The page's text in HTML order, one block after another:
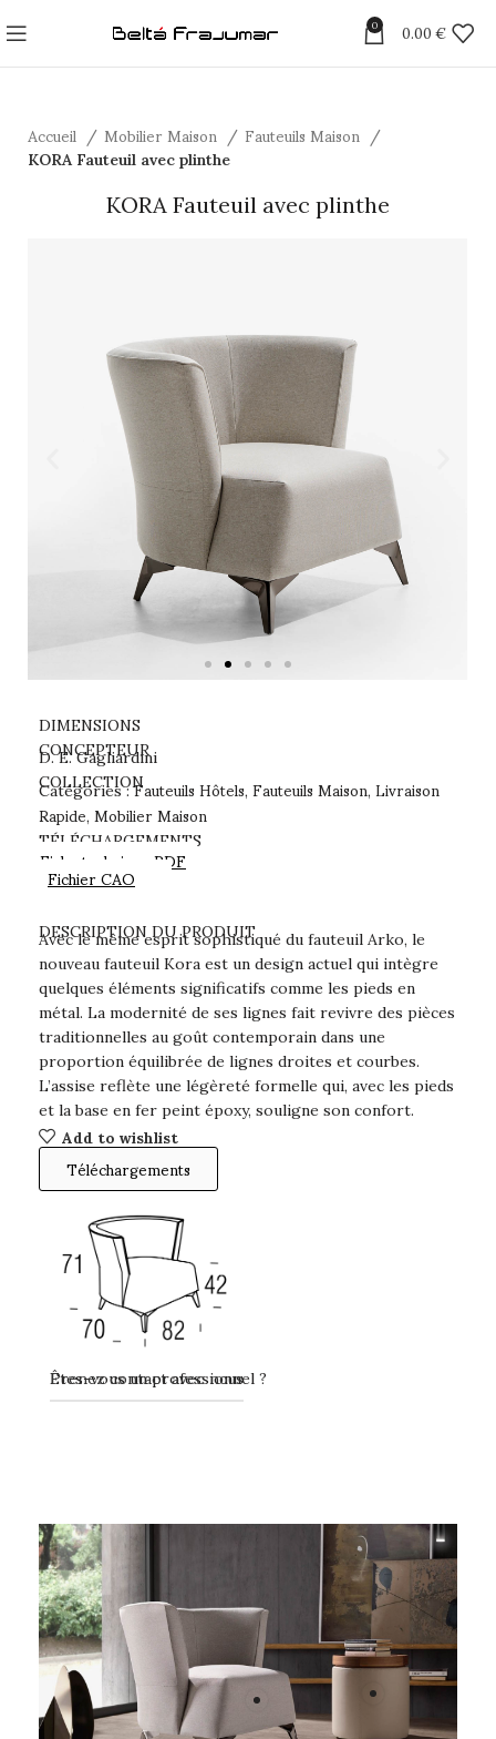
0 0.00 €
Accueil Mobilier Maison Fauteuils Maison
KORA Fauteuil avec plinthe
KORA Fauteuil avec plinthe
DESCRIPTION DU PRODUIT
Avec le même esprit sophistiqué du fauteuil Arko, le
nouveau fauteuil Kora est un design actuel qui intègre
quelques éléments significatifs comme les pieds en
métal. La modernité de ses lignes fait revivre des pièces
traditionnelles au goût contemporain dans une
proportion équilibrée de lignes droites et courbes.
L’assise reflète une légèreté formelle qui, avec les pieds
et la base en fer peint époxy, souligne son confort.
Add to wishlist
Téléchargements
Êtes-vous un professionnel ?
Prenez contact avec nous
DIMENSIONS
CONCEPTEUR
D. E. Gagliardini
COLLECTION
Catégories :Fauteuils Hôtels, Fauteuils Maison, Livraison
Rapide, Mobilier Maison
TÉLÉCHARGEMENTS
Fiche technique PDF
Fichier CAO